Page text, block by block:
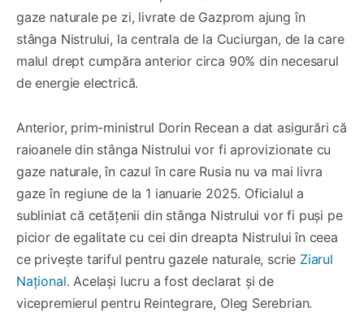
gaze naturale pe zi, livrate de Gazprom ajung în
stânga Nistrului, la centrala de la Cuciurgan, de la care
malul drept cumpăra anterior circa 90% din necesarul
de energie electrică.
Anterior, prim-ministrul Dorin Recean a dat asigurări că
raioanele din stânga Nistrului vor fi aprovizionate cu
gaze naturale, în cazul în care Rusia nu va mai livra
gaze în regiune de la 1 ianuarie 2025. Oficialul a
subliniat că cetățenii din stânga Nistrului vor fi puși pe
picior de egalitate cu cei din dreapta Nistrului în ceea
ce privește tariful pentru gazele naturale, scrie Ziarul
Național. Același lucru a fost declarat și de
vicepremierul pentru Reintegrare, Oleg Serebrian.